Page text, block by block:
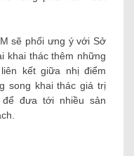
sẽ phối ưng ý với Sở
khai thác thêm những
kết giữa nhị điểm
song khai thác giá trị
đưa tới nhiều sản